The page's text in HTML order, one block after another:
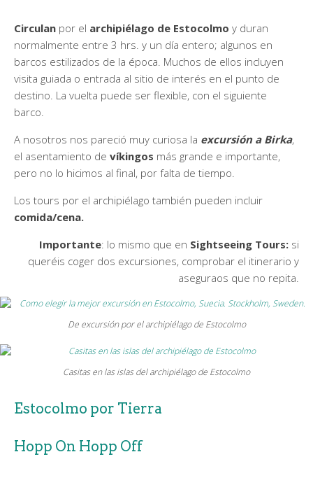
Circulan por el archipiélago de Estocolmo y duran
normalmente entre 3 hrs. y un día entero; algunos en
barcos estilizados de la época. Muchos de ellos incluyen
visita guiada o entrada al sitio de interés en el punto de
destino. La vuelta puede ser flexible, con el siguiente
barco.
A nosotros nos pareció muy curiosa la excursión a Birka,
el asentamiento de víkingos más grande e importante,
pero no lo hicimos al final, por falta de tiempo.
Los tours por el archipiélago también pueden incluir
comida/cena.
Importante: lo mismo que en Sightseeing Tours: si
queréis coger dos excursiones, comprobar el itinerario y
aseguraos que no repita.
De excursión por el archipiélago de Estocolmo
Casitas en las islas del archipiélago de Estocolmo
Estocolmo por Tierra
Hopp On Hopp Off